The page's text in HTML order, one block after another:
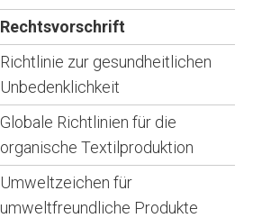
Rechtsvorschrift
Richtlinie zur gesundheitlichen
Unbedenklichkeit
Globale Richtlinien für die
organische Textilproduktion
Umweltzeichen für
umweltfreundliche Produkte